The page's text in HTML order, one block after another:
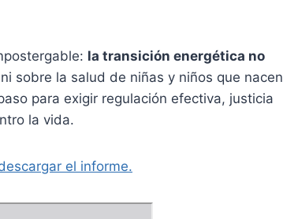
la transición energética no
ni sobre la salud de niñas y niños que nacen
para exigir regulación efectiva, justicia
la vida.
el informe.